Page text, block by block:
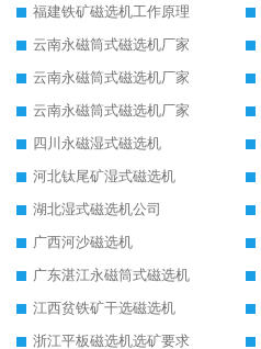
福建铁矿磁选机工作原理
云南永磁筒式磁选机厂家
云南永磁筒式磁选机厂家
云南永磁筒式磁选机厂家
四川永磁湿式磁选机
河北钛尾矿湿式磁选机
湖北湿式磁选机公司
广西河沙磁选机
广东湛江永磁筒式磁选机
江西贫铁矿干选磁选机
浙江平板磁选机选矿要求